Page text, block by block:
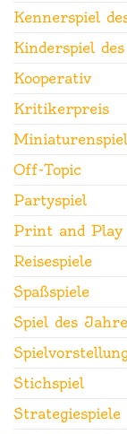
Kennerspiel
Kinderspiel
Kooperativ
Kritikerpreis
Off-Topic
Partyspiel
Print and Play
Reisespiele
Spaßspiele
Spiel des
Stichspiel
Strategiespiele